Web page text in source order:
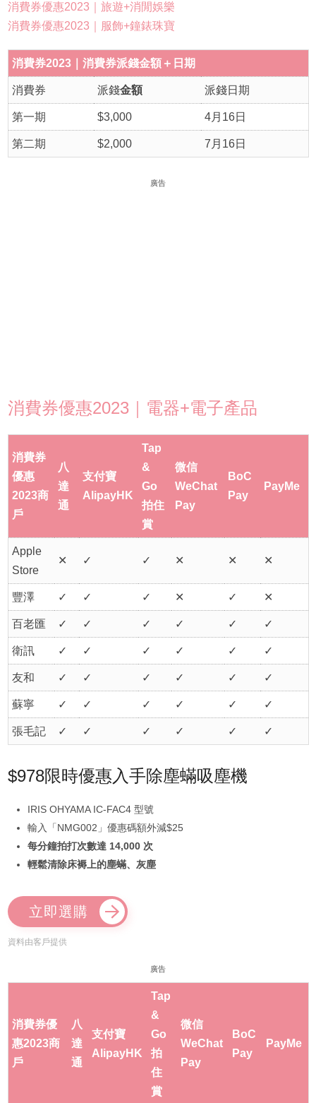
消費券優惠2023｜旅遊+消閒娛樂
消費券優惠2023｜服飾+鐘錶珠寶
消費券2023｜消費券派錢金額＋日期
消費券 派錢金額 派錢日期
第一期 $3,000 4月16日
第二期 $2,000 7月16日
廣告
消費券優惠2023｜電器+電子產品
消費券
優惠
2023商
戶
八
達
通
支付寶
AlipayHK
Tap
&
Go
拍住
賞
微信
WeChat
Pay
BoC
Pay
PayMe
Apple
Store
✕ ✓ ✓ ✕ ✕ ✕
豐澤 ✓ ✓ ✓ ✕ ✓ ✕
百老匯 ✓ ✓ ✓ ✓ ✓ ✓
衛訊 ✓ ✓ ✓ ✓ ✓ ✓
友和 ✓ ✓ ✓ ✓ ✓ ✓
蘇寧 ✓ ✓ ✓ ✓ ✓ ✓
張毛記 ✓ ✓ ✓ ✓ ✓ ✓
$978限時優惠入手除塵蟎吸塵機
IRIS OHYAMA IC-FAC4 型號
輸入「NMG002」優惠碼額外減$25
每分鐘拍打次數達 14,000 次
輕鬆清除床褥上的塵蟎、灰塵
立即選購
資料由客戶提供
廣告
消費券優
惠2023商
戶
八
達
通
支付寶
AlipayHK
Tap
&
Go
拍
住
賞
微信
WeChat
Pay
BoC
Pay
PayMe